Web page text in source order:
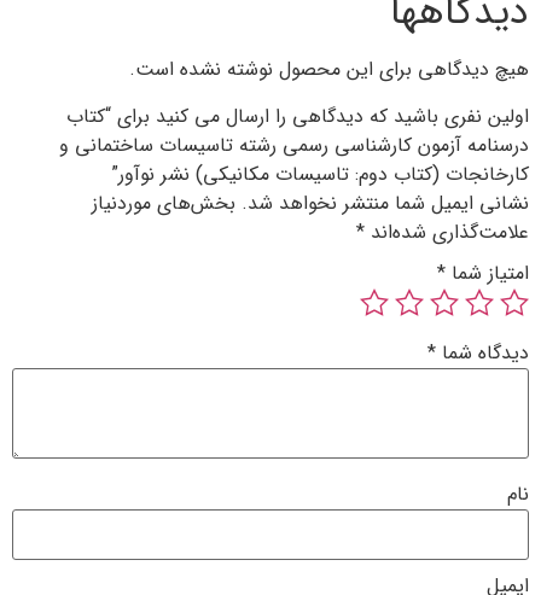
محصول نوشته نشده است.
را ارسال می کنید برای “کتاب
رسمی رشته تاسیسات ساختمانی و
مکانیکی) نشر نوآور”
نخواهد شد. بخش‌های موردنیاز